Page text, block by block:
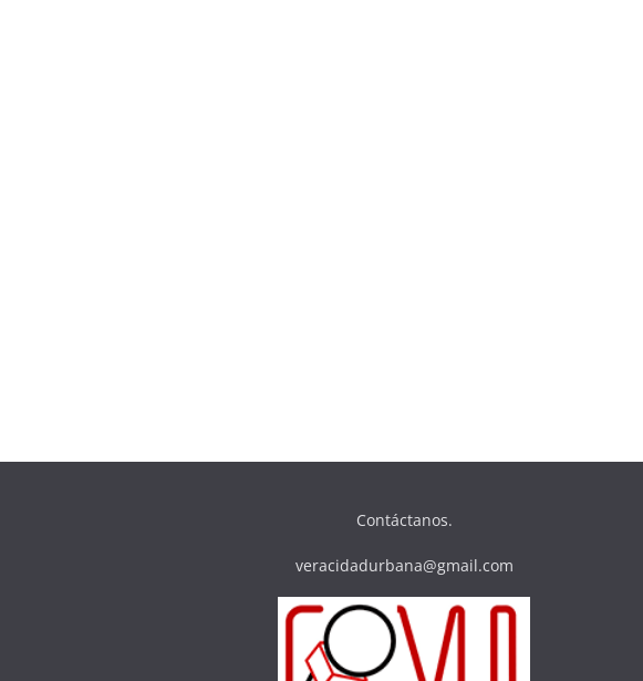
Contáctanos.
veracidadurbana@gmail.com